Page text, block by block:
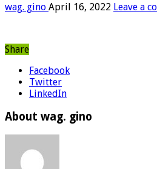
wag. gino April 16, 2022 Leave a
Share
Facebook
Twitter
LinkedIn
About wag. gino